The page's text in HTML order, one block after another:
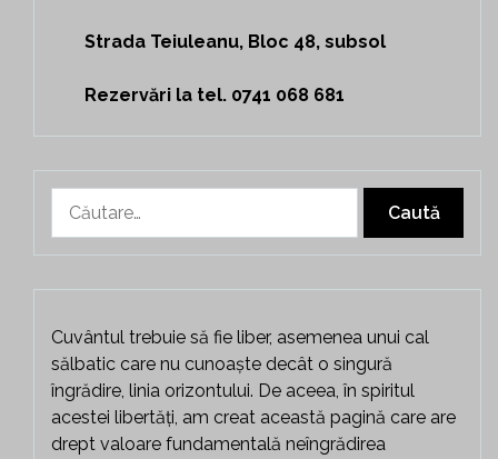
Strada Teiuleanu, Bloc 48, subsol
Rezervări la tel. 0741 068 681
după:
Cuvântul trebuie să fie liber, asemenea unui cal
sălbatic care nu cunoaște decât o singură
îngrădire, linia orizontului. De aceea, în spiritul
acestei libertăți, am creat această pagină care are
drept valoare fundamentală neîngrădirea